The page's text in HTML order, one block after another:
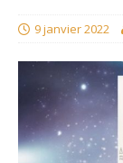
9 janvier 2022